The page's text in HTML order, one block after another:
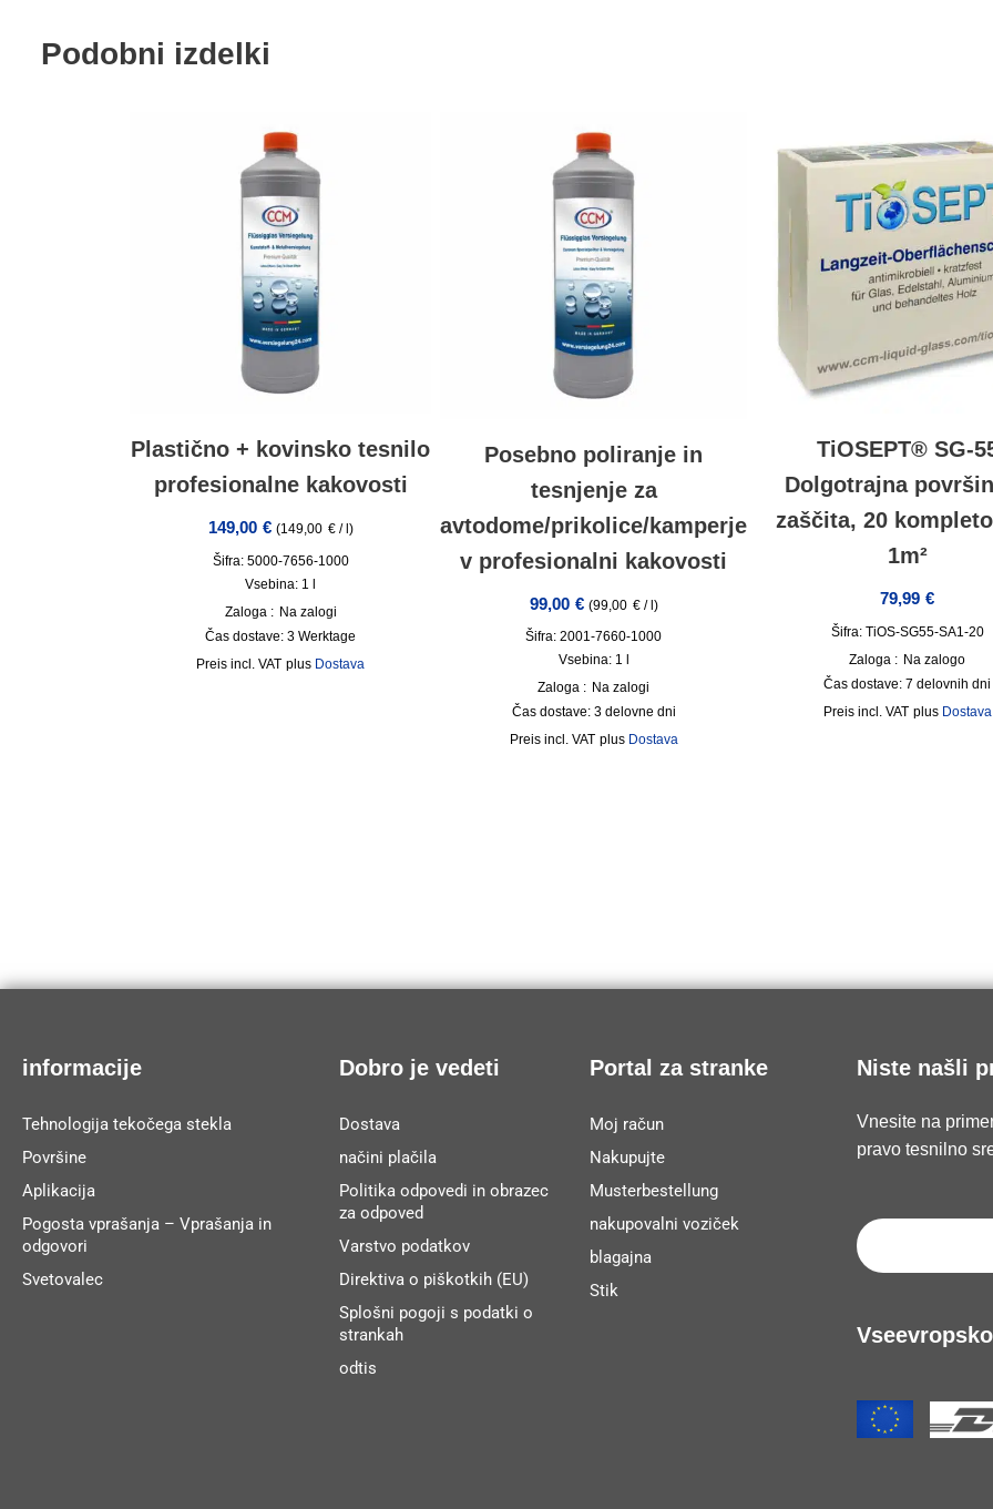
Podobni izdelki
Plastično + kovinsko tesnilo
profesionalne kakovosti
149,00 € (149,00 €/ )
Šifra: 5000-7656-1000
Vsebina: 1
Zaloga : Na zalogi
Čas dostave: 3 Werktage
incl. VAT plus Dostava
Posebno poliranje in
tesnjenje za
avtodome/prikolice/kamperje
v profesionalni kakovosti
99,00 € (99,00 €/ )
Šifra: 2001-7660-1000
Vsebina: 1
Zaloga : Na zalogi
Čas dostave: 3 delovne dni
incl. VAT plus Dostava
TiOSEPT® SG-
Dolgotrajna
zaščita, 20
1m²
79,99 €
Šifra: TiOS-SG55-SA1-20
Zaloga : Na zalogo
Čas dostave: 7 delovnih dni
incl. VAT plus Dostava
informacije
Tehnologija tekočega stekla
Površine
Aplikacija
Pogosta vprašanja – Vprašanja in
odgovori
Svetovalec
Dobro je vedeti
Dostava
načini plačila
Politika odpovedi in obrazec
za odpoved
Varstvo podatkov
Direktiva o piškotkih (EU)
Splošni pogoji s podatki o
strankah
odtis
Portal za stranke
Moj račun
Nakupujte
Musterbestellung
nakupovalni voziček
blagajna
Stik
Niste našli
Vnesite na
pravo tesnilno